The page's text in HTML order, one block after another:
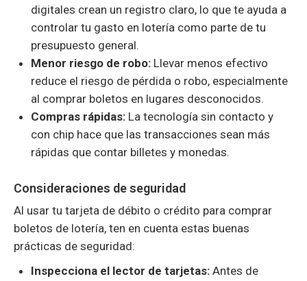
digitales crean un registro claro, lo que te ayuda a
controlar tu gasto en lotería como parte de tu
presupuesto general.
Menor riesgo de robo: Llevar menos efectivo
reduce el riesgo de pérdida o robo, especialmente
al comprar boletos en lugares desconocidos.
Compras rápidas: La tecnología sin contacto y
con chip hace que las transacciones sean más
rápidas que contar billetes y monedas.
Consideraciones de seguridad
Al usar tu tarjeta de débito o crédito para comprar
boletos de lotería, ten en cuenta estas buenas
prácticas de seguridad:
Inspecciona el lector de tarjetas: Antes de